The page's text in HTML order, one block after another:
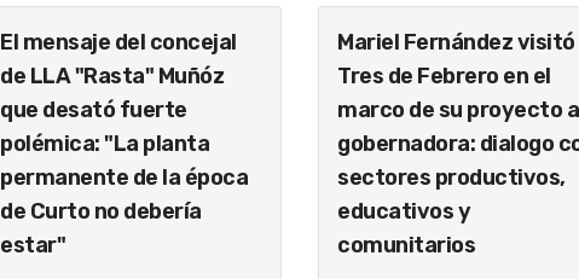
El mensaje del concejal
de LLA "Rasta" Muñóz
que desató fuerte
polémica: "La planta
permanente de la época
de Curto no debería
estar"
Mariel Fernández visitó
Tres de Febrero en el
marco de su proyecto a
gobernadora: dialogo
sectores productivos,
educativos y
comunitarios